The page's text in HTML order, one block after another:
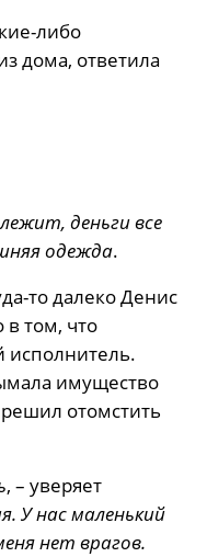
либо
дома, ответила
деньги все
одежда.
то далеко Денис
в том, что
исполнитель.
имущество
отомстить
, – уверяет
У нас маленький
нет врагов.